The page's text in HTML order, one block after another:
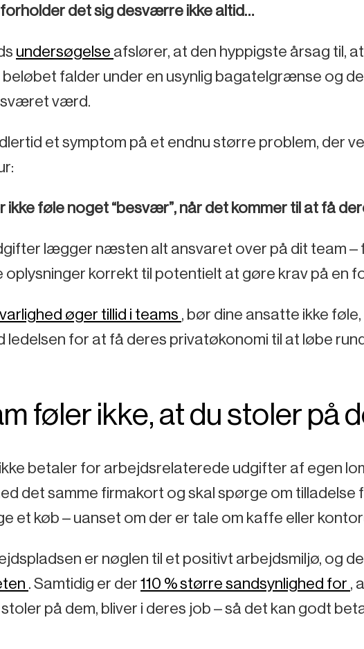
det sig desværre ikke altid…
undersøgelse afslører, at den hyppigste årsag til,
beløbet falder under en usynlig bagatelgrænse og
værd.
et symptom på et endnu større problem, der
ikke føle noget “besvær”, når det kommer til at få
lægger næsten alt ansvaret over på dit team –
oplysninger korrekt til potentielt at gøre krav på en
øger tillid i teams , bør dine ansatte ikke
ledelsen for at få deres privatøkonomi til at løbe
føler ikke, at du stoler på
betaler for arbejdsrelaterede udgifter af egen
det samme firmakort og skal spørge om tilladelse
et køb – uanset om der er tale om kaffe eller
er nøglen til et positivt arbejdsmiljø, og
. Samtidig er der110 % større sandsynlighed for ,
på dem, bliver i deres job – så det kan godt